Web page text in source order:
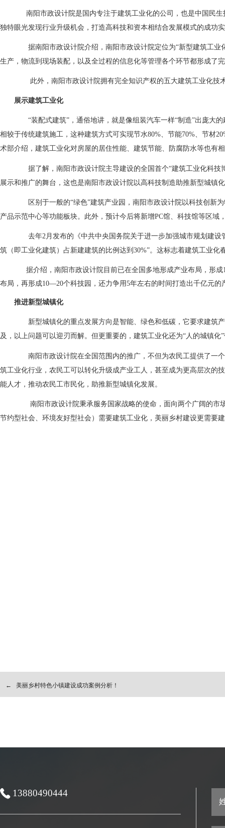
南阳市政设计院是国内专注于建筑工业化的公司，也是中国民生
独特眼光发现行业升级机会，打造高科技和资本相结合发展模式的成功
据南阳市政设计院介绍，南阳市政设计院定位为“新型建筑工业
生产，物流到现场装配，以及全过程的信息化等管理各个环节都形成了
此外，南阳市政设计院拥有完全知识产权的五大建筑工业化技
展示建筑工业化
“装配式建筑”，通俗地讲，就是像组装汽车一样“制造”出庞大
相较于传统建筑施工，这种建筑方式可实现节水80%、节能70%、节材
术部介绍，建筑工业化对房屋的居住性能、建筑节能、防腐防水等也有
据了解，南阳市政设计院主导建设的全国首个“建筑工业化科技
展示和推广的舞台，这也是南阳市政设计院以高科技制造助推新型城镇
区别于一般的“绿色”建筑产业园，南阳市政设计院以科技创新
产品示范中心等功能板块。此外，预计今后将新增PC馆、科技馆等区域
去年2月发布的《中共中央国务院关于进一步加强城市规划建设
筑（即工业化建筑）占新建建筑的比例达到30%”。这标志着建筑工业化
据介绍，南阳市政设计院目前已在全国多地形成产业布局，形
布局，再形成10—20个科技园，还力争用5年左右的时间打造出千亿元的
推进新型城镇化
新型城镇化的重点发展方向是智能、绿色和低碳，它要求建筑
及，以上问题可以迎刃而解。但更重要的，建筑工业化还为“人的城镇化
南阳市政设计院在全国范围内的推广，不但为农民工提供了一个
筑工业化行业，农民工可以转化升级成产业工人，甚至成为更高层次的
能人才，推动农民工市民化，助推新型城镇化发展。
南阳市政设计院秉承服务国家战略的使命，面向两个广阔的市
节约型社会、环境友好型社会）需要建筑工业化，美丽乡村建设更需要
← 美丽乡村特色小镇建设成功案例分析！
13880490444